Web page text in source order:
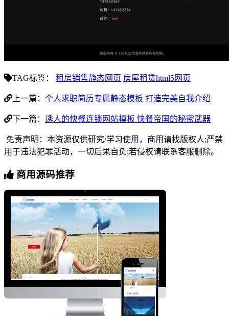
TAG标签： 租房销售静态网页 房屋租赁html5网页
上一篇： 个人求职简历专属静态模板 打造完美自我介绍
下一篇： 诱人的快餐连锁网站模板 快餐帝国的秘密武器
免责声明：本资源仅供研究/学习使用，商用请找版权人;严禁
用于违法犯罪活动，一切后果自负;若侵权请联系客服删除。
商用源码推荐